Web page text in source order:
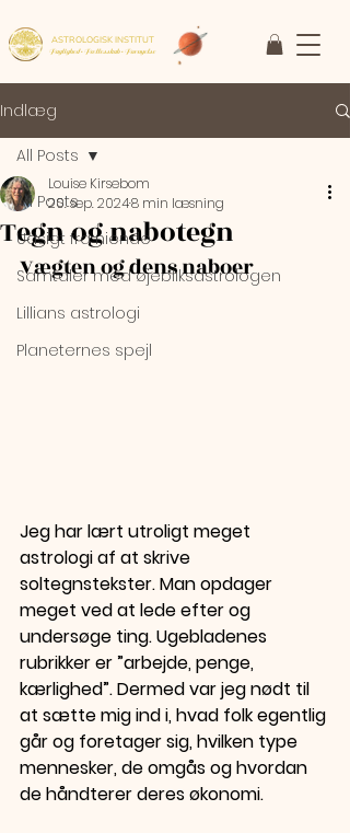
ASTROLOGISK INSTITUT
Faglighed • Fællesskab• Fornyelse
Indlæg
All Posts
Udsigt fra niende
Samtaler med øjebliksastrologen
Lillians astrologi
Planeternes spejl
All Posts
Tegn og nabotegn
Louise Kirsebom
20. sep. 20248 min læsning
Vægten og dens naboer
Jeg har lært utroligt meget
astrologi af at skrive
soltegnstekster. Man opdager
meget ved at lede efter og
undersøge ting. Ugebladenes
rubrikker er ”arbejde, penge,
kærlighed”. Dermed var jeg nødt til
at sætte mig ind i, hvad folk egentlig
går og foretager sig, hvilken type
mennesker, de omgås og hvordan
de håndterer deres økonomi.